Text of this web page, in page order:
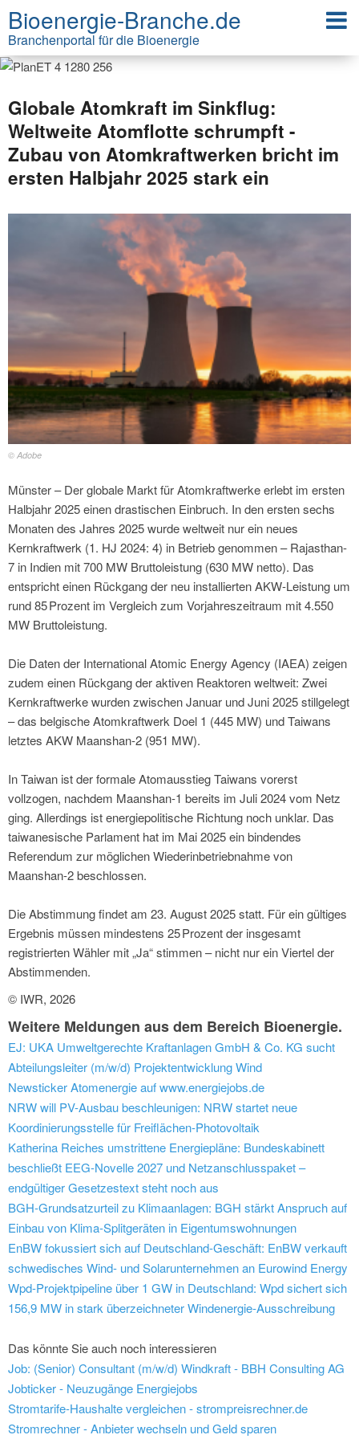
Bioenergie-Branche.de
Branchenportal für die Bioenergie
Globale Atomkraft im Sinkflug:
Weltweite Atomflotte schrumpft -
Zubau von Atomkraftwerken bricht im
ersten Halbjahr 2025 stark ein
© Adobe
Münster – Der globale Markt für Atomkraftwerke erlebt im ersten
Halbjahr 2025 einen drastischen Einbruch. In den ersten sechs
Monaten des Jahres 2025 wurde weltweit nur ein neues
Kernkraftwerk (1. HJ 2024: 4) in Betrieb genommen – Rajasthan-
7 in Indien mit 700 MW Bruttoleistung (630 MW netto). Das
entspricht einen Rückgang der neu installierten AKW-Leistung um
rund 85 Prozent im Vergleich zum Vorjahreszeitraum mit 4.550
MW Bruttoleistung.
Die Daten der International Atomic Energy Agency (IAEA) zeigen
zudem einen Rückgang der aktiven Reaktoren weltweit: Zwei
Kernkraftwerke wurden zwischen Januar und Juni 2025 stillgelegt
– das belgische Atomkraftwerk Doel 1 (445 MW) und Taiwans
letztes AKW Maanshan-2 (951 MW).
In Taiwan ist der formale Atomausstieg Taiwans vorerst
vollzogen, nachdem Maanshan-1 bereits im Juli 2024 vom Netz
ging. Allerdings ist energiepolitische Richtung noch unklar. Das
taiwanesische Parlament hat im Mai 2025 ein bindendes
Referendum zur möglichen Wiederinbetriebnahme von
Maanshan-2 beschlossen.
Die Abstimmung findet am 23. August 2025 statt. Für ein gültiges
Ergebnis müssen mindestens 25 Prozent der insgesamt
registrierten Wähler mit „Ja“ stimmen – nicht nur ein Viertel der
Abstimmenden.
© IWR, 2026
Weitere Meldungen aus dem Bereich Bioenergie.
EJ: UKA Umweltgerechte Kraftanlagen GmbH & Co. KG sucht
Abteilungsleiter (m/w/d) Projektentwicklung Wind
Newsticker Atomenergie auf www.energiejobs.de
NRW will PV-Ausbau beschleunigen: NRW startet neue
Koordinierungsstelle für Freiflächen-Photovoltaik
Katherina Reiches umstrittene Energiepläne: Bundeskabinett
beschließt EEG-Novelle 2027 und Netzanschlusspaket –
endgültiger Gesetzestext steht noch aus
BGH-Grundsatzurteil zu Klimaanlagen: BGH stärkt Anspruch auf
Einbau von Klima-Splitgeräten in Eigentumswohnungen
EnBW fokussiert sich auf Deutschland-Geschäft: EnBW verkauft
schwedisches Wind- und Solarunternehmen an Eurowind Energy
Wpd-Projektpipeline über 1 GW in Deutschland: Wpd sichert sich
156,9 MW in stark überzeichneter Windenergie-Ausschreibung
Das könnte Sie auch noch interessieren
Job: (Senior) Consultant (m/w/d) Windkraft - BBH Consulting AG
Jobticker - Neuzugänge Energiejobs
Stromtarife-Haushalte vergleichen - strompreisrechner.de
Stromrechner - Anbieter wechseln und Geld sparen